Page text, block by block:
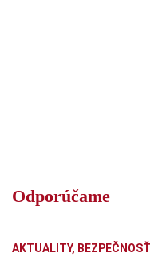
Odporúčame
AKTUALITY, BEZPEČNOSŤ